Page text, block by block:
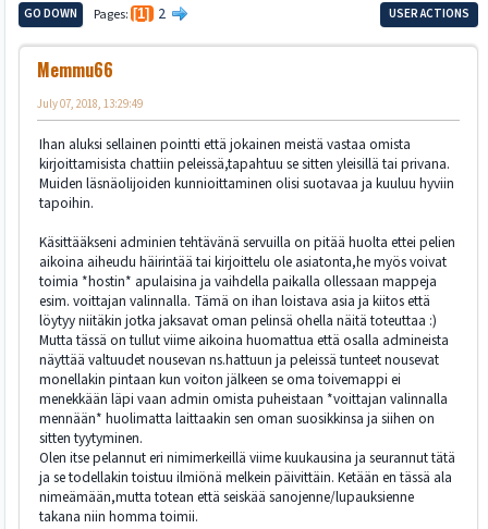
GO DOWN Pages 1 2 USER ACTIONS
Memmu66
July 07, 2018, 13:29:49
Ihan aluksi sellainen pointti että jokainen meistä vastaa omista
kirjoittamisista chattiin peleissä,tapahtuu se sitten yleisillä tai privana.
Muiden läsnäolijoiden kunnioittaminen olisi suotavaa ja kuuluu hyviin
tapoihin.
Käsittääkseni adminien tehtävänä servuilla on pitää huolta ettei pelien
aikoina aiheudu häirintää tai kirjoittelu ole asiatonta,he myös voivat
toimia *hostin* apulaisina ja vaihdella paikalla ollessaan mappeja
esim. voittajan valinnalla. Tämä on ihan loistava asia ja kiitos että
löytyy niitäkin jotka jaksavat oman pelinsä ohella näitä toteuttaa :)
Mutta tässä on tullut viime aikoina huomattua että osalla admineista
näyttää valtuudet nousevan ns.hattuun ja peleissä tunteet nousevat
monellakin pintaan kun voiton jälkeen se oma toivemappi ei
menekkään läpi vaan admin omista puheistaan *voittajan valinnalla
mennään* huolimatta laittaakin sen oman suosikkinsa ja siihen on
sitten tyytyminen.
Olen itse pelannut eri nimimerkeillä viime kuukausina ja seurannut tätä
ja se todellakin toistuu ilmiönä melkein päivittäin. Ketään en tässä ala
nimeämään,mutta totean että seiskää sanojenne/lupauksienne
takana niin homma toimii.